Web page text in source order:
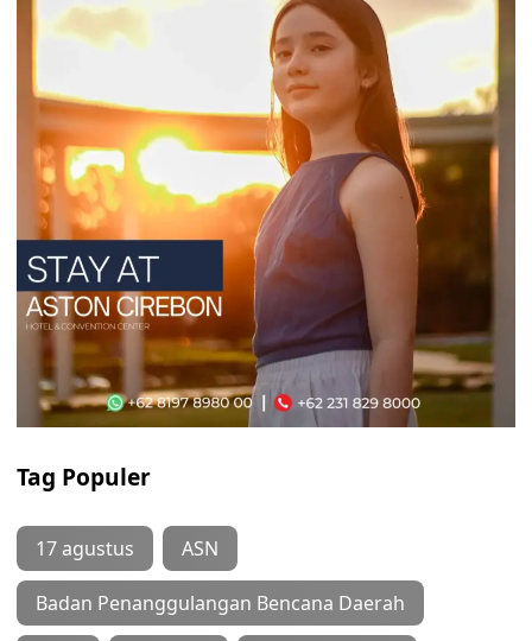
Tag Populer
17 agustus ASN
Badan Penanggulangan Bencana Daerah